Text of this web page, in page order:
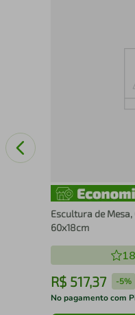
Escultura de
60x18cm
R$ 517,37 -5%
No pagamento com